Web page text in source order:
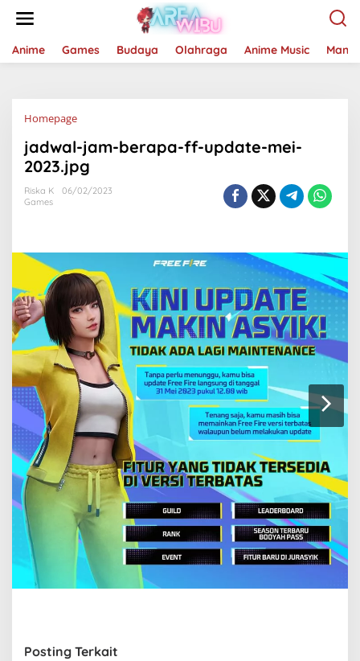
Anime Games Budaya Olahraga Anime Music
HomepageLampiran
jadwal-jam-berapa-ff-update-mei-
2023.jpg
Riska K
06/02/2023
Games
Posting Terkait